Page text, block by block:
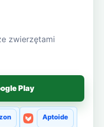
zwierzętami
Play
Aptoide